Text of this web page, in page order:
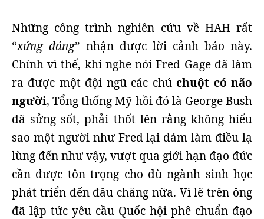
Những công trình nghiên cứu về HAH rất
“xứng đáng” nhận được lời cảnh báo này.
Chính vì thế, khi nghe nói Fred Gage đã làm
ra được một đội ngũ các chú chuột có não
người, Tổng thống Mỹ hồi đó là George Bush
đã sửng sốt, phải thốt lên rằng không hiểu
sao một người như Fred lại dám làm điều lạ
lùng đến như vậy, vượt qua giới hạn đạo đức
cần được tôn trọng cho dù ngành sinh học
phát triển đến đâu chăng nữa. Vì lẽ trên ông
đã lập tức yêu cầu Quốc hội phê chuẩn đạo